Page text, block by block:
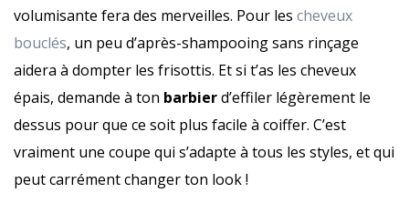
volumisante fera des merveilles. Pour les cheveux
bouclés, un peu d’après-shampooing sans rinçage
aidera à dompter les frisottis. Et si t’as les cheveux
épais, demande à ton barbierd’effiler légèrement le
dessus pour que ce soit plus facile à coiffer. C’est
vraiment une coupe qui s’adapte à tous les styles, et qui
peut carrément changer ton look !